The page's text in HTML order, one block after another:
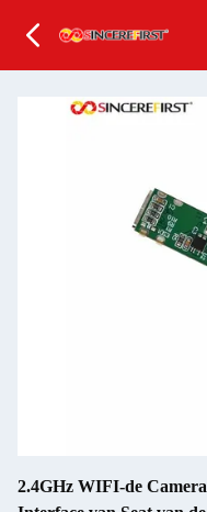
2.4GHz WIFI-de